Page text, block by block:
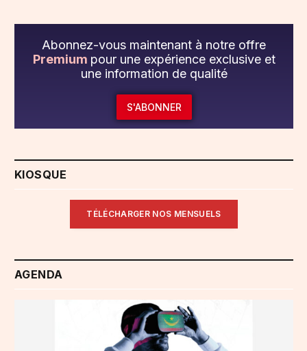
Abonnez-vous maintenant à notre offre
Premium pour une expérience exclusive et
une information de qualité
S'ABONNER
KIOSQUE
TÉLÉCHARGER NOS MENSUELS
AGENDA